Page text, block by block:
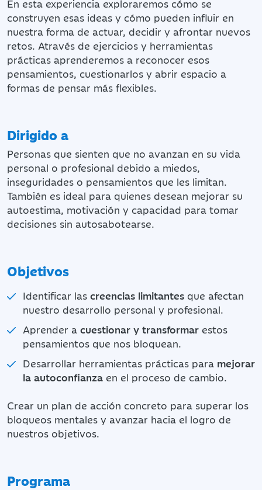
En esta experiencia exploraremos cómo se
construyen esas ideas y cómo pueden influir en
nuestra forma de actuar, decidir y afrontar nuevos
retos. Através de ejercicios y herramientas
prácticas aprenderemos a reconocer esos
pensamientos, cuestionarlos y abrir espacio a
formas de pensar más flexibles.
Dirigido a
Personas que sienten que no avanzan en su vida
personal o profesional debido a miedos,
inseguridades o pensamientos que les limitan.
También es ideal para quienes desean mejorar su
autoestima, motivación y capacidad para tomar
decisiones sin autosabotearse.
Objetivos
Identificar las creencias limitantes que afectan
nuestro desarrollo personal y profesional.
Aprender a cuestionar y transformar estos
pensamientos que nos bloquean.
Desarrollar herramientas prácticas para mejorar
la autoconfianza en el proceso de cambio.
Crear un plan de acción concreto para superar los
bloqueos mentales y avanzar hacia el logro de
nuestros objetivos.
Programa